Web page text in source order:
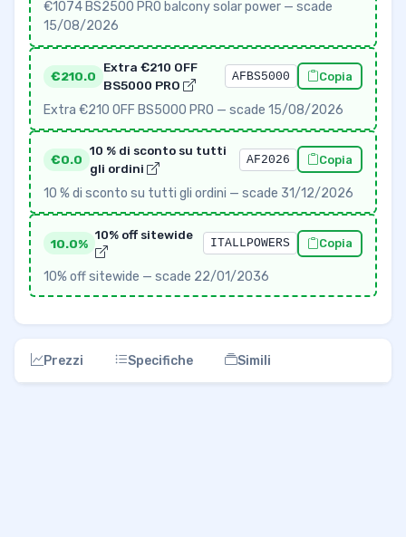
€1074 BS2500 PRO balcony solar power — scade
15/08/2026
€210.0
Extra €210 OFF
BS5000 PRO
AFBS5000 Copia
Extra €210 OFF BS5000 PRO — scade 15/08/2026
€0.0
10 % di sconto su tutti
gli ordini
AF2026 Copia
10 % di sconto su tutti gli ordini — scade 31/12/2026
10.0%
10% off sitewide
ITALLPOWERS Copia
10% off sitewide — scade 22/01/2036
Prezzi Specifiche Simili